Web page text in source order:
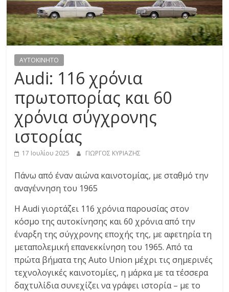
R
E
S
S
AYTOKINHTO
Audi: 116 χρόνια
πρωτοπορίας και 60
χρόνια σύγχρονης
ιστορίας
17 Ιουλίου 2025 ΓΙΩΡΓΟΣ ΚΥΡΙΑΖΗΣ
Πάνω από έναν αιώνα καινοτομίας, με σταθμό την
αναγέννηση του 1965
Η Audi γιορτάζει 116 χρόνια παρουσίας στον
κόσμο της αυτοκίνησης και 60 χρόνια από την
έναρξη της σύγχρονης εποχής της, με αφετηρία τη
μεταπολεμική επανεκκίνηση του 1965. Από τα
πρώτα βήματα της Auto Union μέχρι τις σημερινές
τεχνολογικές καινοτομίες, η μάρκα με τα τέσσερα
δαχτυλίδια συνεχίζει να γράφει ιστορία – με το